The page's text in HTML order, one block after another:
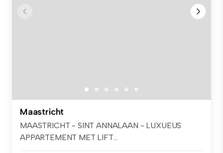
Maastricht
MAASTRICHT - SINT ANNALAAN - LUXUEUS
APPARTEMENT MET LIFT...